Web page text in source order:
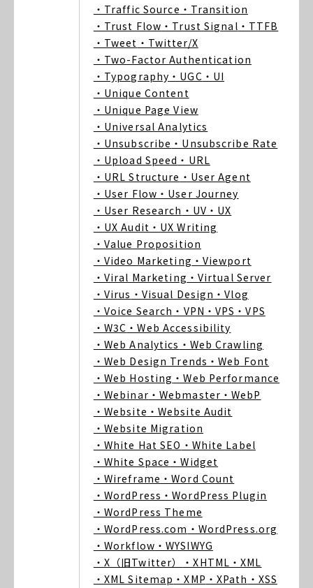
・Traffic Source ・Transition
・Trust Flow ・Trust Signal ・TTFB
・Tweet ・Twitter/X
・Two-Factor Authentication
・Typography ・UGC ・UI
・Unique Content
・Unique Page View
・Universal Analytics
・Unsubscribe ・Unsubscribe Rate
・Upload Speed ・URL
・URL Structure ・User Agent
・User Flow ・User Journey
・User Research ・UV ・UX
・UX Audit ・UX Writing
・Value Proposition
・Video Marketing ・Viewport
・Viral Marketing ・Virtual Server
・Virus ・Visual Design ・Vlog
・Voice Search ・VPN ・VPS ・VPS
・W3C ・Web Accessibility
・Web Analytics ・Web Crawling
・Web Design Trends ・Web Font
・Web Hosting ・Web Performance
・Webinar ・Webmaster ・WebP
・Website ・Website Audit
・Website Migration
・White Hat SEO ・White Label
・White Space ・Widget
・Wireframe ・Word Count
・WordPress ・WordPress Plugin
・WordPress Theme
・WordPress.com ・WordPress.org
・Workflow ・WYSIWYG
・X（旧Twitter）
・XHTML ・XML
・XML Sitemap ・XMP ・XPath ・XSS